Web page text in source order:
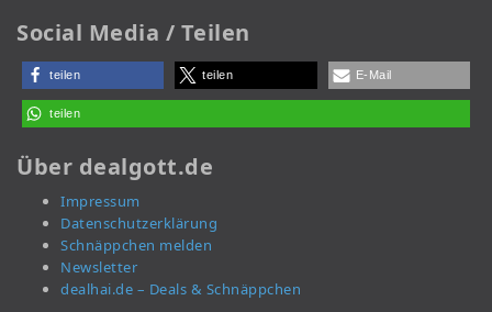
Social Media / Teilen
teilen teilen E-Mail
teilen
Über dealgott.de
Impressum
Datenschutzerklärung
Schnäppchen melden
Newsletter
dealhai.de – Deals & Schnäppchen